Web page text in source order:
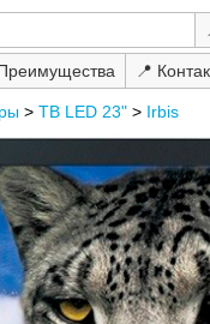
📍
> ТВ LED 23"> Irbis